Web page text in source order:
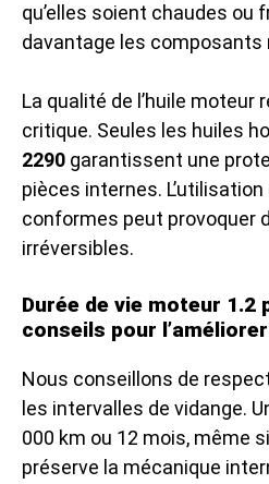
qu’elles soient chaudes ou
davantage les composants
La qualité de l’huile
critique. Seules les huiles
2290 garantissent une
pièces internes. L’utilisation
conformes peut provoquer
irréversibles.
Durée de vie moteur 1.2
conseils pour l’améliorer
Nous conseillons de
les intervalles de vidange.
000 km ou 12 mois, même
préserve la mécanique